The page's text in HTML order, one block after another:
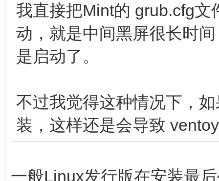
我直接把Mint的 grub.cfg
动，就是中间黑屏很长时
是启动了。
不过我觉得这种情况下，
装，这样还是会导致
一般Linux发行版在安装最